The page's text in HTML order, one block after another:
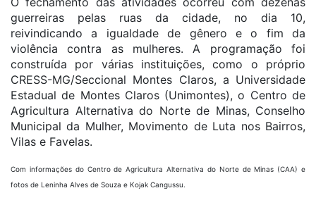
guerreiras pelas ruas da cidade, no dia 10,
reivindicando a igualdade de gênero e o fim da
violência contra as mulheres. A programação foi
construída por várias instituições, como o próprio
CRESS-MG/Seccional Montes Claros, a Universidade
Estadual de Montes Claros (Unimontes), o Centro de
Agricultura Alternativa do Norte de Minas, Conselho
Municipal da Mulher, Movimento de Luta nos Bairros,
Vilas e Favelas.
Com informações do Centro de Agricultura Alternativa do Norte de Minas (CAA) e
fotos de Leninha Alves de Souza e Kojak Cangussu.